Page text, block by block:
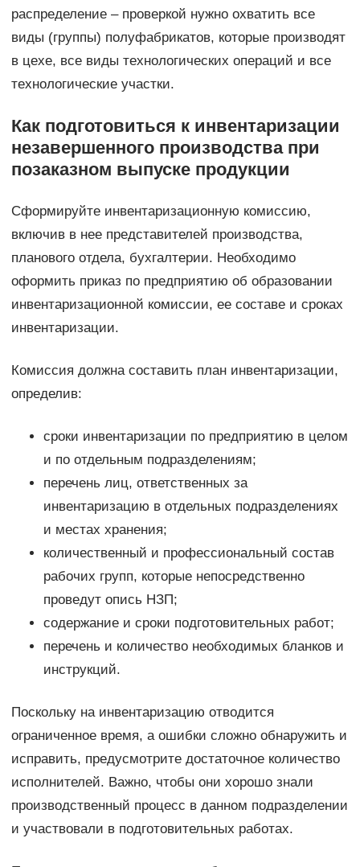
распределение – проверкой нужно охватить все
виды (группы) полуфабрикатов, которые производят
в цехе, все виды технологических операций и все
технологические участки.
Как подготовиться к инвентаризации
незавершенного производства при
позаказном выпуске продукции
Сформируйте инвентаризационную комиссию,
включив в нее представителей производства,
планового отдела, бухгалтерии. Необходимо
оформить приказ по предприятию об образовании
инвентаризационной комиссии, ее составе и сроках
инвентаризации.
Комиссия должна составить план инвентаризации,
определив:
сроки инвентаризации по предприятию в целом
и по отдельным подразделениям;
перечень лиц, ответственных за
инвентаризацию в отдельных подразделениях
и местах хранения;
количественный и профессиональный состав
рабочих групп, которые непосредственно
проведут опись НЗП;
содержание и сроки подготовительных работ;
перечень и количество необходимых бланков и
инструкций.
Поскольку на инвентаризацию отводится
ограниченное время, а ошибки сложно обнаружить и
исправить, предусмотрите достаточное количество
исполнителей. Важно, чтобы они хорошо знали
производственный процесс в данном подразделении
и участвовали в подготовительных работах.